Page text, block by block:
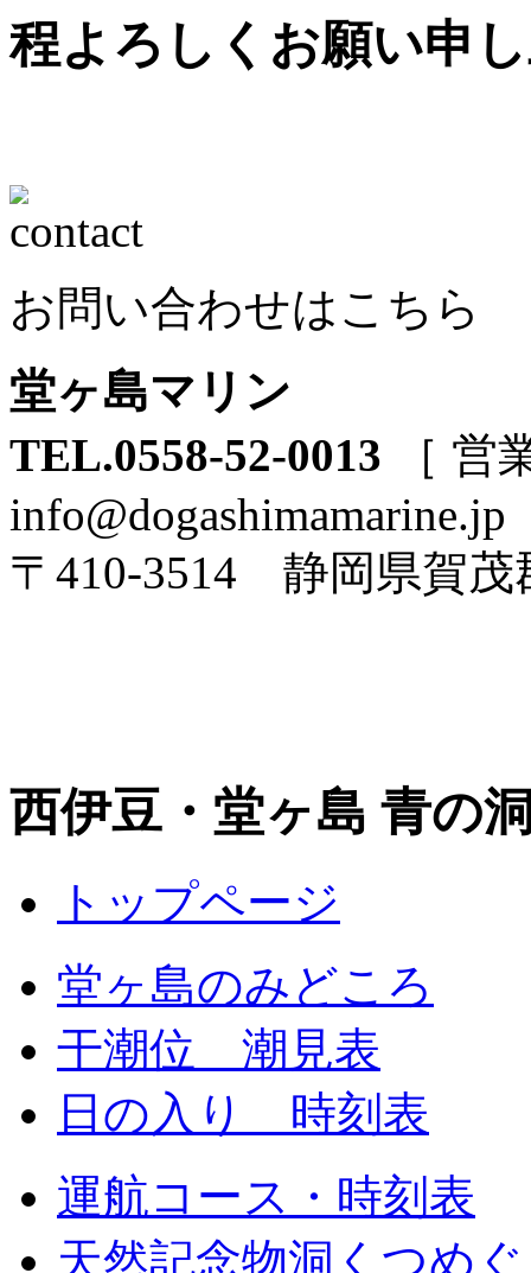
程よろしくお願い申
お問い合わせはこちら
堂ヶ島マリン
TEL.0558-52-0013
［
info@dogashimamarine.jp
〒410-3514 静岡県賀茂
西伊豆・堂ヶ島 青の
トップページ
堂ヶ島のみどころ
干潮位 潮見表
日の入り 時刻表
運航コース・時刻表
天然記念物洞くつめ